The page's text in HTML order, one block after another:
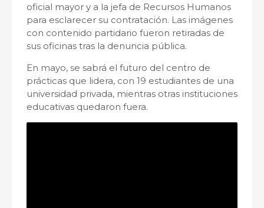
oficial mayor y a la jefa de Recursos Humanos
para esclarecer su contratación. Las imágenes
con contenido partidario fueron retiradas de
sus oficinas tras la denuncia pública.
En mayo, se sabrá el futuro del centro de
prácticas que lidera, con 19 estudiantes de una
universidad privada, mientras otras instituciones
educativas quedaron fuera.